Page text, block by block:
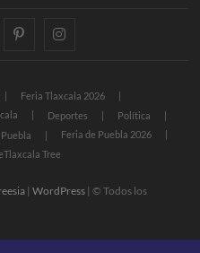
pinterestinstagram
Feria Tlaxcala 2026
Deportes
Política
Feria de Puebla 2026
Tree
|WordPress | © Todos los